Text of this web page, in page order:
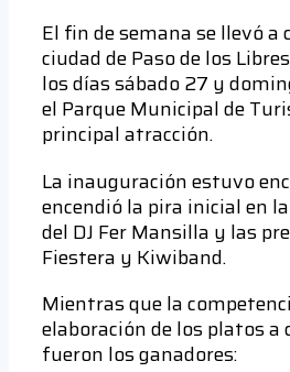
El fin de semana se llevó
ciudad de Paso de los
los días sábado 27 y
el Parque Municipal de
principal atracción.
La inauguración estuvo
encendió la pira inicial en
del DJ Fer Mansilla y las
Fiestera y Kiwiband.
Mientras que la
elaboración de los platos a
fueron los ganadores: